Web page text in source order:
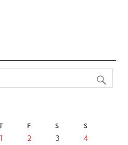
F S S
1 2 3
4